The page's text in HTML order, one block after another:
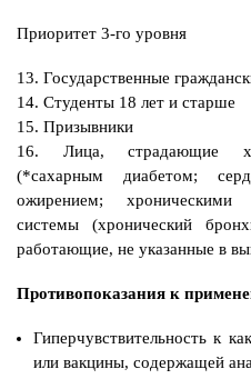
Приоритет 3-го уровня
13. Государственные
14. Студенты 18 лет и старше
15. Призывники
16. Лица, страдающие
(*сахарным диабетом;
ожирением; хроническими
системы (хронический
работающие, не указанные в
Противопоказания к
Гиперчувствительность к
или вакцины, содержащей